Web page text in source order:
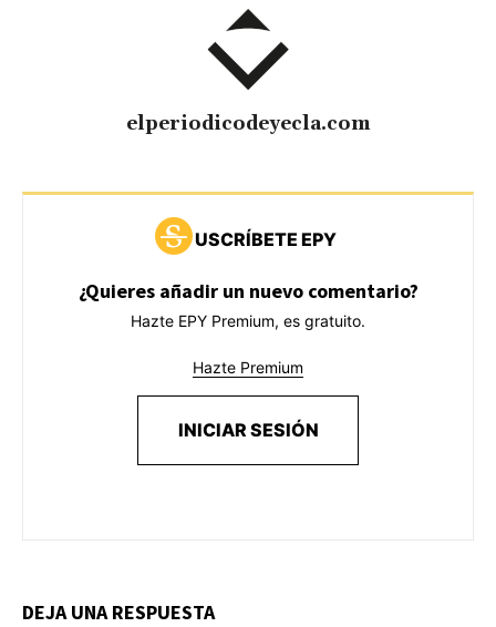
elperiodicodeyecla.com
USCRÍBETE EPY
¿Quieres añadir un nuevo comentario?
Hazte EPY Premium, es gratuito.
Hazte Premium
INICIAR SESIÓN
DEJA UNA RESPUESTA